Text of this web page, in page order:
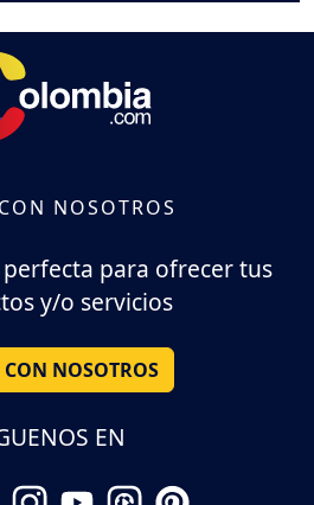
NOSOTROS
para ofrecer tus
y/o servicios
CON NOSOTROS
EN